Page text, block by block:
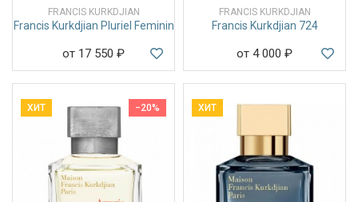
FRANCIS KURKDJIAN
Francis Kurkdjian Pluriel Feminin
от 17 550 ₽
FRANCIS KURKDJIAN
Francis Kurkdjian 724
от 4 000 ₽
−20%
ХИТ ХИТ